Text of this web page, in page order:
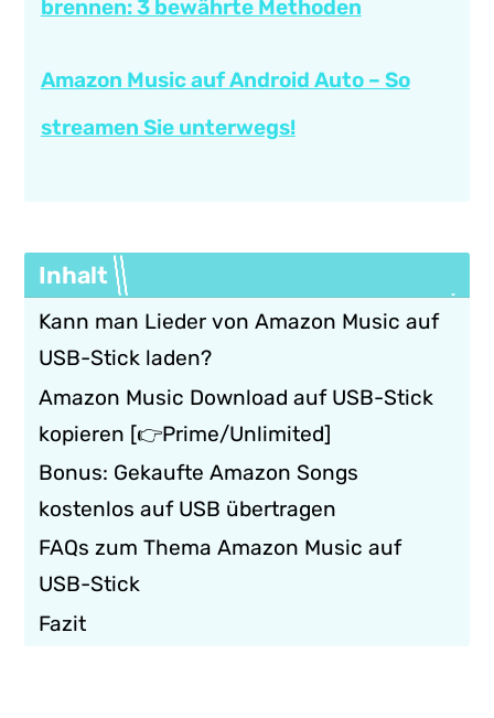
brennen: 3 bewährte Methoden
Amazon Music auf Android Auto – So
streamen Sie unterwegs!
Inhalt
Kann man Lieder von Amazon Music auf
USB-Stick laden?
Amazon Music Download auf USB-Stick
kopieren [👉Prime/Unlimited]
Bonus: Gekaufte Amazon Songs
kostenlos auf USB übertragen​
FAQs zum Thema Amazon Music auf
USB-Stick
Fazit